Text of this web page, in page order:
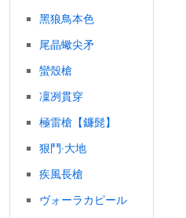
黑狼鳥本色
尾晶蠍尖矛
蠻殼槍
凜冽貫穿
極雷槍【鐮髭】
狠鬥‧大地
疾風長槍
ヴォーラカピール